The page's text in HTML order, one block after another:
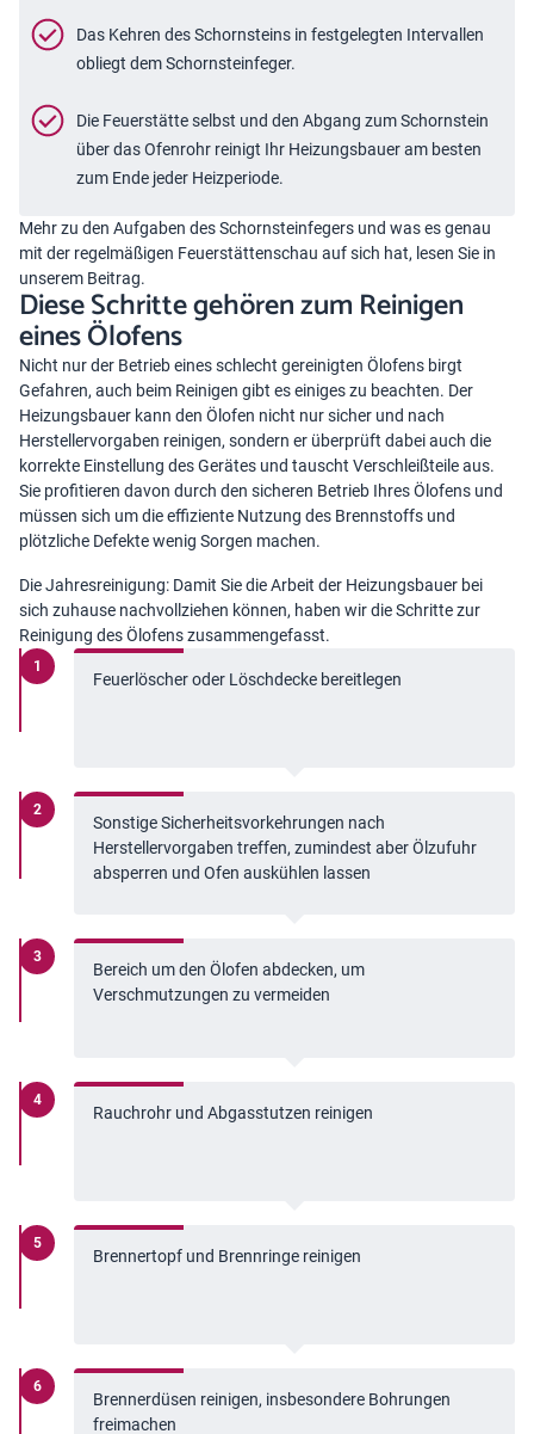
Das Kehren des Schornsteins in festgelegten Intervallen
obliegt dem Schornsteinfeger.
Die Feuerstätte selbst und den Abgang zum Schornstein
über das Ofenrohr reinigt Ihr Heizungsbauer am besten
zum Ende jeder Heizperiode.
Mehr zu den Aufgaben des Schornsteinfegers und was es genau
mit der regelmäßigen Feuerstättenschau auf sich hat, lesen Sie in
unserem Beitrag.
Diese Schritte gehören zum Reinigen
eines Ölofens
Nicht nur der Betrieb eines schlecht gereinigten Ölofens birgt
Gefahren, auch beim Reinigen gibt es einiges zu beachten. Der
Heizungsbauer kann den Ölofen nicht nur sicher und nach
Herstellervorgaben reinigen, sondern er überprüft dabei auch die
korrekte Einstellung des Gerätes und tauscht Verschleißteile aus.
Sie profitieren davon durch den sicheren Betrieb Ihres Ölofens und
müssen sich um die effiziente Nutzung des Brennstoffs und
plötzliche Defekte wenig Sorgen machen.
Die Jahresreinigung: Damit Sie die Arbeit der Heizungsbauer bei
sich zuhause nachvollziehen können, haben wir die Schritte zur
Reinigung des Ölofens zusammengefasst.
Feuerlöscher oder Löschdecke bereitlegen
Sonstige Sicherheitsvorkehrungen nach
Herstellervorgaben treffen, zumindest aber Ölzufuhr
absperren und Ofen auskühlen lassen
Bereich um den Ölofen abdecken, um
Verschmutzungen zu vermeiden
Rauchrohr und Abgasstutzen reinigen
Brennertopf und Brennringe reinigen
Brennerdüsen reinigen, insbesondere Bohrungen
freimachen